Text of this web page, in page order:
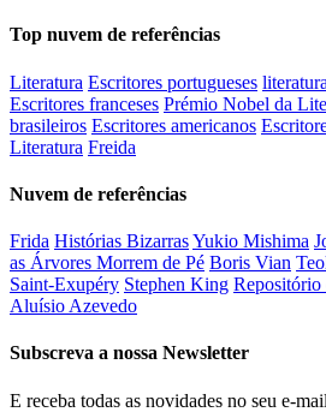
Top nuvem de referências
Literatura Escritores portugueses literatura
Escritores franceses Prémio Nobel da
brasileiros Escritores americanos
Literatura Freida
Nuvem de referências
Frida Histórias BizarrasYukio Mishima
as Árvores Morrem de Pé Boris Vian
Saint-Exupéry Stephen King Repositório
Aluísio Azevedo
Subscreva a nossa Newsletter
E receba todas as novidades no seu e-